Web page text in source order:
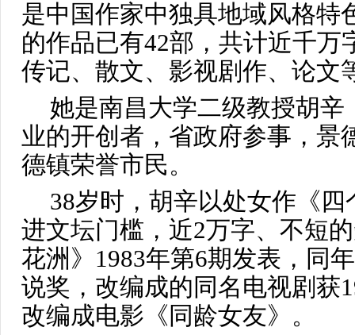
是中国作家中独具地域风格特
的作品已有42部，共计近千万
传记、散文、影视剧作、论
她是南昌大学二级教授胡
业的开创者，省政府参事，景
德镇荣誉市民。
38岁时，胡辛以处女作《
进文坛门槛，近2万字、不短
花洲》1983年第6期发表，同
说奖，改编成的同名电视剧获
改编成电影《同龄女友》。